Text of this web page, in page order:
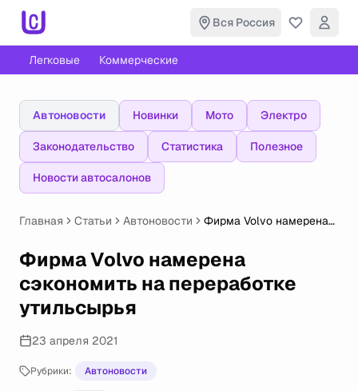
Вся Россия
Легковые Коммерческие
Автоновости Новинки Мото Электро
Законодательство Статистика Полезное
Новости автосалонов
Главная Статьи Автоновости
Фирма Volvo намерена
на переработке
утильсырья
Фирма Volvo намерена
сэкономить на переработке
утильсырья
23 апреля 2021
Рубрики: Автоновости